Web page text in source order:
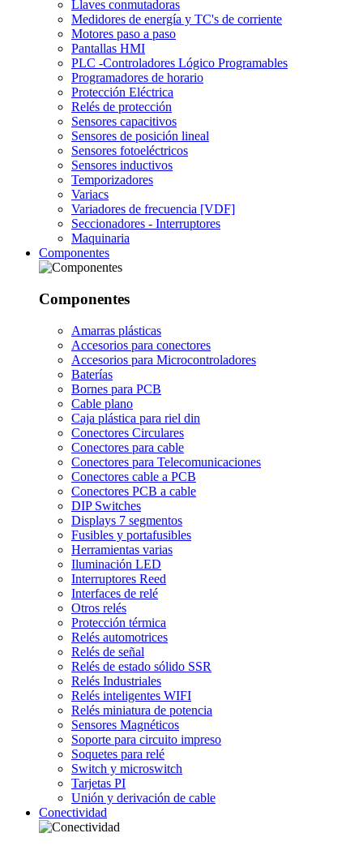
Llaves conmutadoras
Medidores de energía y TC's de corriente
Motores paso a paso
Pantallas HMI
PLC -Controladores Lógico Programables
Programadores de horario
Protección Eléctrica
Relés de protección
Sensores capacitivos
Sensores de posición lineal
Sensores fotoeléctricos
Sensores inductivos
Temporizadores
Variacs
Variadores de frecuencia [VDF]
Seccionadores - Interruptores
Maquinaria
Componentes
Componentes
Amarras plásticas
Accesorios para conectores
Accesorios para Microcontroladores
Baterías
Bornes para PCB
Cable plano
Caja plástica para riel din
Conectores Circulares
Conectores para cable
Conectores para Telecomunicaciones
Conectores cable a PCB
Conectores PCB a cable
DIP Switches
Displays 7 segmentos
Fusibles y portafusibles
Herramientas varias
Iluminación LED
Interruptores Reed
Interfaces de relé
Otros relés
Protección térmica
Relés automotrices
Relés de señal
Relés de estado sólido SSR
Relés Industriales
Relés inteligentes WIFI
Relés miniatura de potencia
Sensores Magnéticos
Soporte para circuito impreso
Soquetes para relé
Switch y microswitch
Tarjetas PI
Unión y derivación de cable
Conectividad